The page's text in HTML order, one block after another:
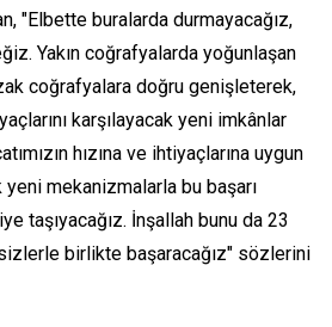
"Elbette buralarda durmayacağız,
Yakın coğrafyalarda yoğunlaşan
coğrafyalara doğru genişleterek,
karşılayacak yeni imkânlar
hızına ve ihtiyaçlarına uygun
mekanizmalarla bu başarı
taşıyacağız. İnşallah bunu da 23
birlikte başaracağız" sözlerini